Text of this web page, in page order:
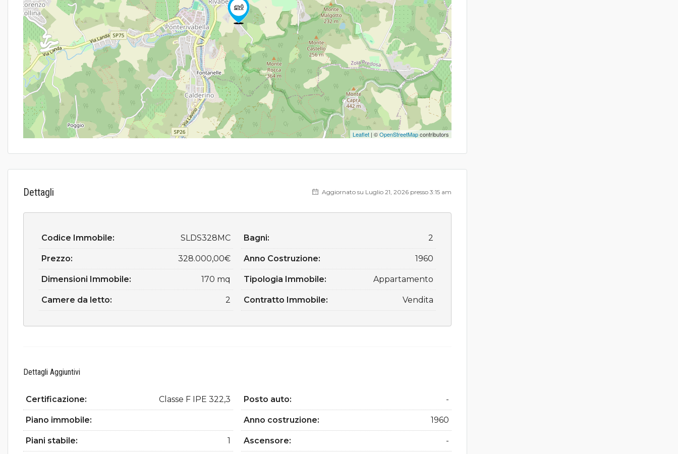
Leaflet| ©OpenStreetMapcontributors
Dettagli Aggiornato su Luglio 21, 2026 presso 3:15 am
Codice Immobile: SLDS328MC
Prezzo: 328.000,00€
Dimensioni Immobile: 170 mq
Camere da letto: 2
Bagni: 2
Anno Costruzione: 1960
Tipologia Immobile: Appartamento
Contratto Immobile: Vendita
Dettagli Aggiuntivi
Certificazione: Classe F IPE 322,3
Piano immobile:
Piani stabile: 1
Posto auto: -
Anno costruzione: 1960
Ascensore: -